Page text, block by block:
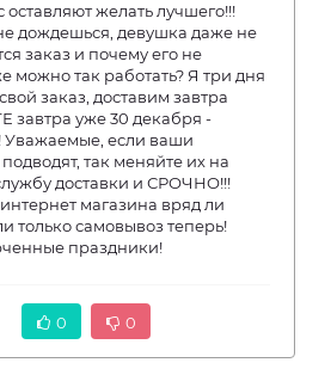
оставляют желать лучшего!!!
дождешься, девушка даже не
заказ и почему его не
можно так работать? Я три дня
заказ, доставим завтра
завтра уже 30 декабря -
так меняйте их на
магазина вряд ли
только самовывоз теперь!
праздники!
0 0